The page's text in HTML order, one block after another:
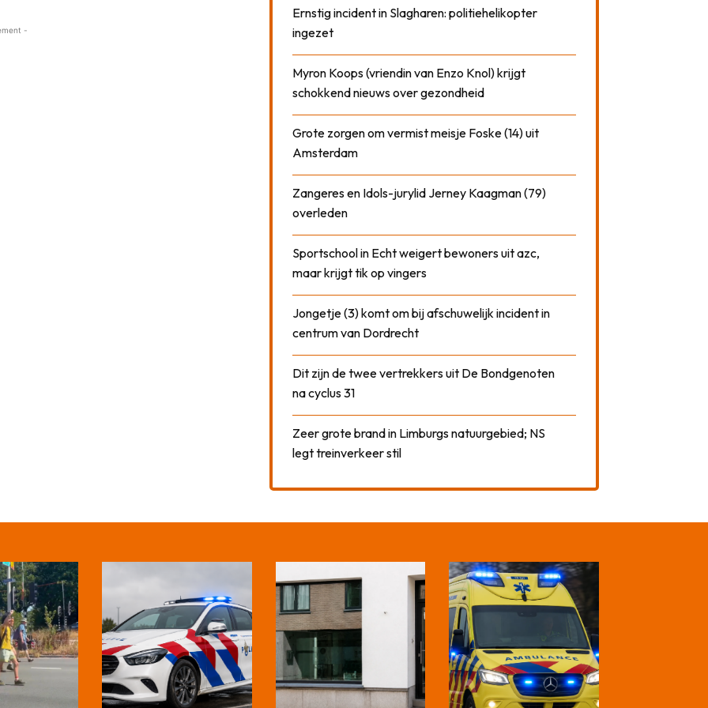
-
Ernstig incident in Slagharen: politiehelikopter
ingezet
Myron Koops (vriendin van Enzo Knol) krijgt
schokkend nieuws over gezondheid
Grote zorgen om vermist meisje Foske (14) uit
Amsterdam
Zangeres en Idols-jurylid Jerney Kaagman (79)
overleden
Sportschool in Echt weigert bewoners uit azc,
maar krijgt tik op vingers
Jongetje (3) komt om bij afschuwelijk incident in
centrum van Dordrecht
Dit zijn de twee vertrekkers uit De Bondgenoten
na cyclus 31
Zeer grote brand in Limburgs natuurgebied; NS
legt treinverkeer stil